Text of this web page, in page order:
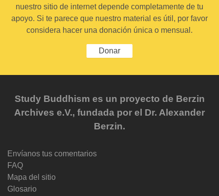
nuestro sitio de internet depende completamente de tu
apoyo. Si te parece que nuestro material es útil, por favor
considera hacer una donación única o mensual.
Donar
Study Buddhism es un proyecto de Berzin
Archives e.V., fundada por el Dr. Alexander
Berzin.
Envíanos tus comentarios
FAQ
Mapa del sitio
Glosario